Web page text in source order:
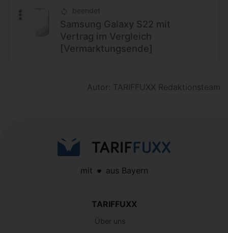
beendet
Samsung Galaxy S22 mit
Vertrag im Vergleich
[Vermarktungsende]
Autor: TARIFFUXX Redaktionsteam
mit aus Bayern
TARIFFUXX
Über uns